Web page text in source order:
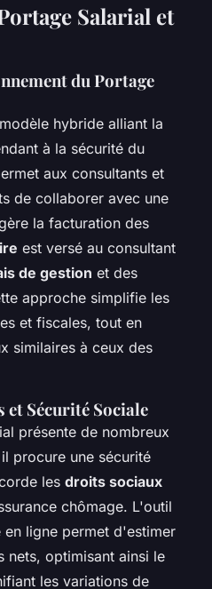
Salarial et
du Portage
hybride alliant la
à la sécurité du
aux consultants et
de collaborer avec une
la facturation des
est versé au consultant
de gestion et des
approche simplifie les
et fiscales, tout en
similaires à ceux des
et Sécurité Sociale
présente de nombreux
procure une sécurité
les droits sociaux
chômage. L'outil
ligne permet d'estimer
nets, optimisant ainsi le
les variations de